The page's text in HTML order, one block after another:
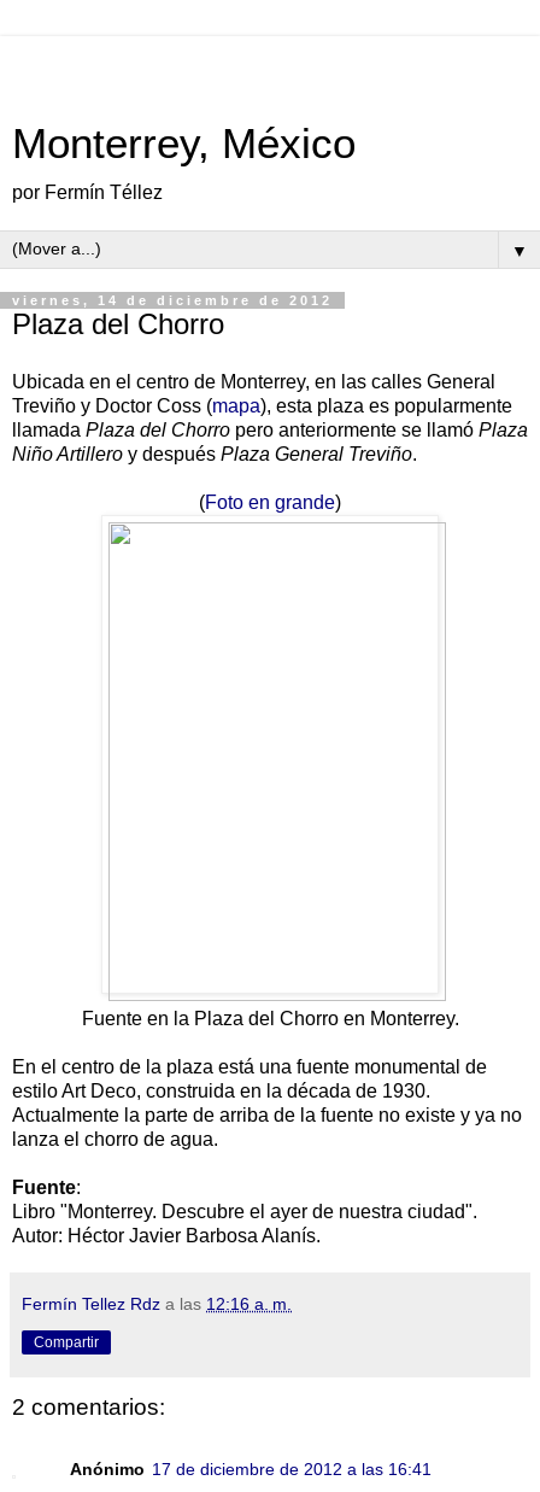
Monterrey, México
por Fermín Téllez
▼
viernes, 14 de diciembre de 2012
Plaza del Chorro
Ubicada en el centro de Monterrey, en las calles General
Treviño y Doctor Coss (mapa), esta plaza es popularmente
llamada Plaza del Chorro pero anteriormente se llamó Plaza
Niño Artillero y después Plaza General Treviño.
(Foto en grande)
Fuente en la Plaza del Chorro en Monterrey.
En el centro de la plaza está una fuente monumental de
estilo Art Deco, construida en la década de 1930.
Actualmente la parte de arriba de la fuente no existe y ya no
lanza el chorro de agua.
Fuente:
Libro "Monterrey. Descubre el ayer de nuestra ciudad".
Autor: Héctor Javier Barbosa Alanís.
Fermín Tellez Rdz a las 12:16 a. m.
Compartir
2 comentarios:
Anónimo 17 de diciembre de 2012 a las 16:41